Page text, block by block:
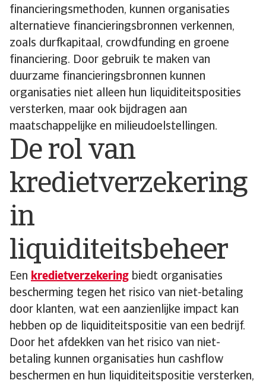
financieringsmethoden, kunnen organisaties
alternatieve financieringsbronnen verkennen,
zoals durfkapitaal, crowdfunding en groene
financiering. Door gebruik te maken van
duurzame financieringsbronnen kunnen
organisaties niet alleen hun liquiditeitsposities
versterken, maar ook bijdragen aan
maatschappelijke en milieudoelstellingen.
De rol van
kredietverzekering
in
liquiditeitsbeheer
Een kredietverzekering biedt organisaties
bescherming tegen het risico van niet-betaling
door klanten, wat een aanzienlijke impact kan
hebben op de liquiditeitspositie van een bedrijf.
Door het afdekken van het risico van niet-
betaling kunnen organisaties hun cashflow
beschermen en hun liquiditeitspositie versterken,